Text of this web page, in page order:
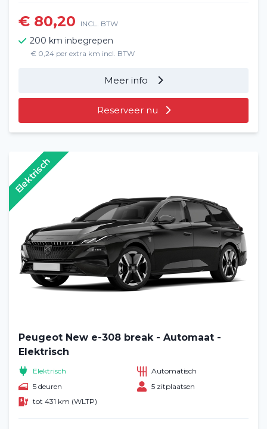
€ 80,20 INCL. BTW
200 km inbegrepen
€ 0,24 per extra km incl. BTW
Meer info
Reserveer nu
Peugeot New e-308 break - Automaat -
Elektrisch
Elektrisch
Automatisch
5 deuren
5 zitplaatsen
tot 431 km (WLTP)
Elektrisch